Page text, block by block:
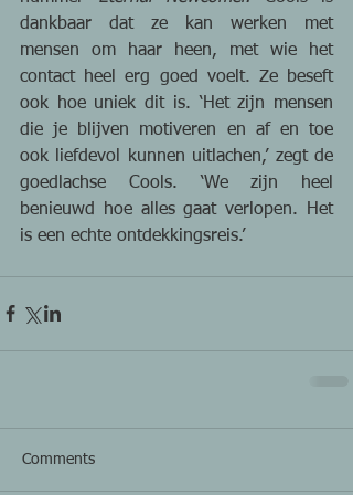
dankbaar dat ze kan werken met
mensen om haar heen, met wie het
contact heel erg goed voelt. Ze beseft
ook hoe uniek dit is. ‘Het zijn mensen
die je blijven motiveren en af en toe
ook liefdevol kunnen uitlachen,’ zegt de
goedlachse Cools. ‘We zijn heel
benieuwd hoe alles gaat verlopen. Het
is een echte ontdekkingsreis.’
Comments